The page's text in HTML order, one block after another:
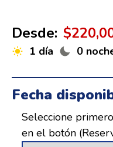
Desde:
1 día 0
Fecha
Seleccione
en el botón